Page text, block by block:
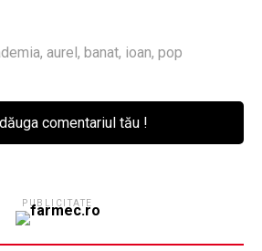
, aurel , banat, ioan, pop
comentariul tău !
PUBLICITATE